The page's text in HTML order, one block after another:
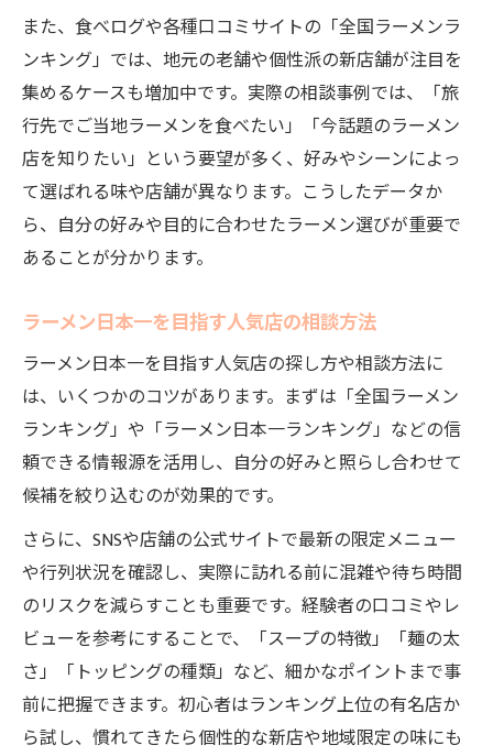
また、食べログや各種口コミサイトの「全国ラーメンラ
ンキング」では、地元の老舗や個性派の新店舗が注目を
集めるケースも増加中です。実際の相談事例では、「旅
行先でご当地ラーメンを食べたい」「今話題のラーメン
店を知りたい」という要望が多く、好みやシーンによっ
て選ばれる味や店舗が異なります。こうしたデータか
ら、自分の好みや目的に合わせたラーメン選びが重要で
あることが分かります。
ラーメン日本一を目指す人気店の相談方法
ラーメン日本一を目指す人気店の探し方や相談方法に
は、いくつかのコツがあります。まずは「全国ラーメン
ランキング」や「ラーメン日本一ランキング」などの信
頼できる情報源を活用し、自分の好みと照らし合わせて
候補を絞り込むのが効果的です。
さらに、SNSや店舗の公式サイトで最新の限定メニュー
や行列状況を確認し、実際に訪れる前に混雑や待ち時間
のリスクを減らすことも重要です。経験者の口コミやレ
ビューを参考にすることで、「スープの特徴」「麺の太
さ」「トッピングの種類」など、細かなポイントまで事
前に把握できます。初心者はランキング上位の有名店か
ら試し、慣れてきたら個性的な新店や地域限定の味にも